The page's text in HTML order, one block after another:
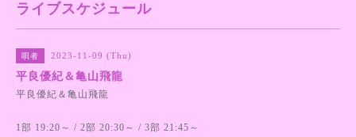
ライブスケジュール
唄者 2023-11-09 (Thu)
平良優紀＆亀山飛龍
平良優紀＆亀山飛龍
1部 19:20～ / 2部 20:30～ / 3部 21:45～